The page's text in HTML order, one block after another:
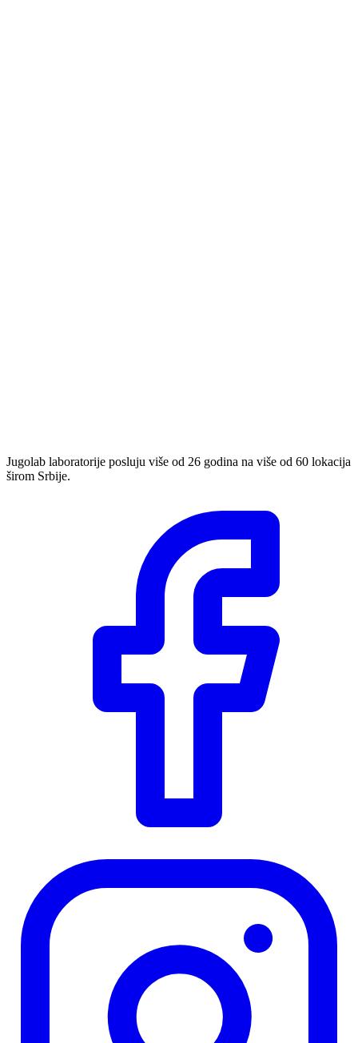
Jugolab laboratorije posluju više od 26 godina na više od 60 lokacija
širom Srbije.